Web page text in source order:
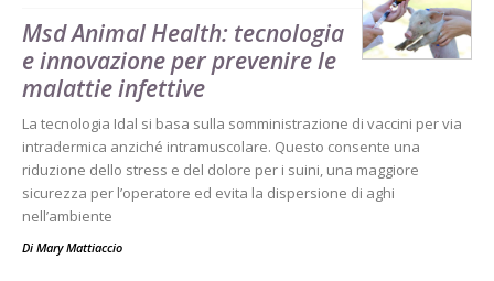
Msd Animal Health: tecnologia
e innovazione per prevenire le
malattie infettive
La tecnologia Idal si basa sulla somministrazione di vaccini per via
intradermica anziché intramuscolare. Questo consente una
riduzione dello stress e del dolore per i suini, una maggiore
sicurezza per l’operatore ed evita la dispersione di aghi
nell’ambiente
Di Mary Mattiaccio